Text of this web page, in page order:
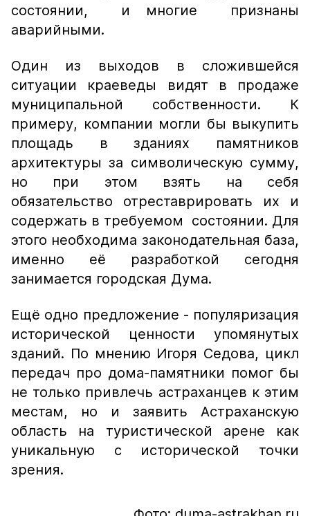
состоянии, и многие признаны
аварийными.
Один из выходов в сложившейся
ситуации краеведы видят в продаже
муниципальной собственности. К
примеру, компании могли бы выкупить
площадь в зданиях памятников
архитектуры за символическую сумму,
но при этом взять на себя
обязательство отреставрировать их и
содержать в требуемом состоянии. Для
этого необходима законодательная база,
именно её разработкой сегодня
занимается городская Дума.
Ещё одно предложение - популяризация
исторической ценности упомянутых
зданий. По мнению Игоря Седова, цикл
передач про дома-памятники помог бы
не только привлечь астраханцев к этим
местам, но и заявить Астраханскую
область на туристической арене как
уникальную с исторической точки
зрения.